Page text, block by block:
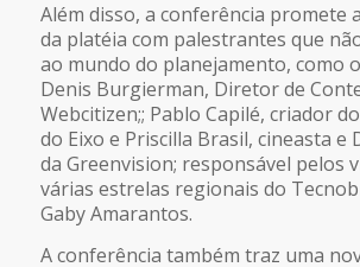
Além disso, a conferência promete
da platéia com palestrantes que
ao mundo do planejamento, como
Denis Burgierman, Diretor de
Webcitizen;; Pablo Capilé, criador
do Eixo e Priscilla Brasil, cineasta e
da Greenvision; responsável pelos
várias estrelas regionais do
Gaby Amarantos.
A conferência também traz uma